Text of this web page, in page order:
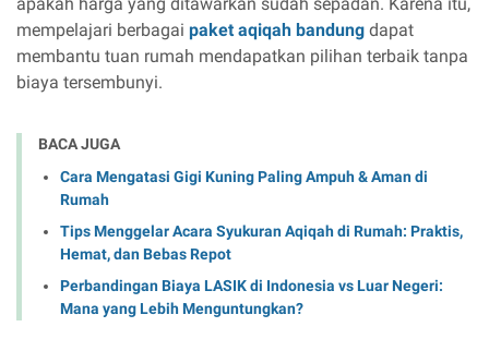
mempelajari berbagai paket aqiqah bandung dapat
membantu tuan rumah mendapatkan pilihan terbaik tanpa
biaya tersembunyi.
BACA JUGA
Cara Mengatasi Gigi Kuning Paling Ampuh & Aman di
Rumah
Tips Menggelar Acara Syukuran Aqiqah di Rumah: Praktis,
Hemat, dan Bebas Repot
Perbandingan Biaya LASIK di Indonesia vs Luar Negeri:
Mana yang Lebih Menguntungkan?